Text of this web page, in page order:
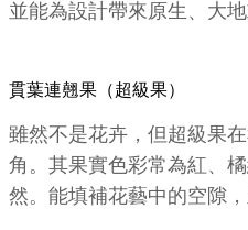
並能為設計帶來原生、大
貫葉連翹果（超級果）
雖然不是花卉，但超級果
角。其果實色彩常為紅、
然。能填補花藝中的空隙